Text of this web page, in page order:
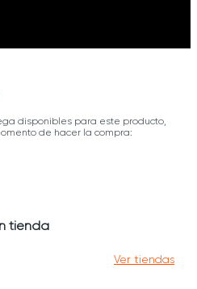
disponibles para este producto,
de hacer la compra:
tienda
Ver tiendas